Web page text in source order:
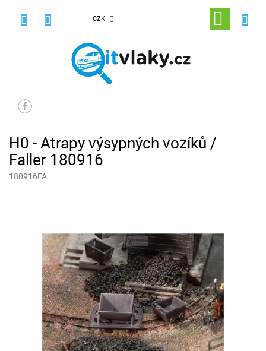
CZK
NÁKUPNÍ
KOŠÍK
H0 - Atrapy výsypných vozíků /
Faller 180916
180916FA